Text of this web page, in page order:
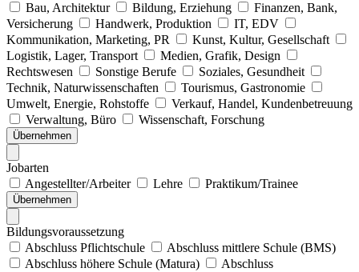
Bau, Architektur
Bildung, Erziehung
Finanzen, Bank,
Versicherung
Handwerk, Produktion
IT, EDV
Kommunikation, Marketing, PR
Kunst, Kultur, Gesellschaft
Logistik, Lager, Transport
Medien, Grafik, Design
Rechtswesen
Sonstige Berufe
Soziales, Gesundheit
Technik, Naturwissenschaften
Tourismus, Gastronomie
Umwelt, Energie, Rohstoffe
Verkauf, Handel, Kundenbetreuung
Verwaltung, Büro
Wissenschaft, Forschung
Übernehmen
Jobarten
Angestellter/Arbeiter
Lehre Praktikum/Trainee
Übernehmen
Bildungsvoraussetzung
Abschluss Pflichtschule
Abschluss mittlere Schule (BMS)
Abschluss höhere Schule (Matura)
Abschluss